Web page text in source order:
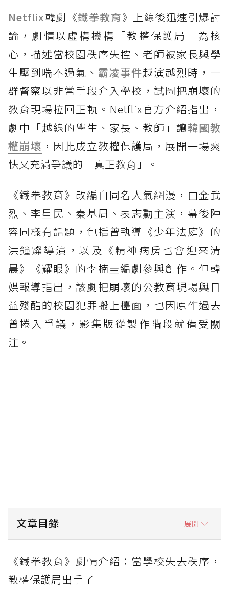
Netflix韓劇《鐵拳教育》上線後迅速引爆討
論，劇情以虛構機構「教權保護局」為核
心，描述當校園秩序失控、老師被家長與學
生壓到喘不過氣、 霸凌事件越演越烈時，一
群督察以非常手段介入學校，試圖把崩壞的
教育現場拉回正軌。Netflix官方介紹指出，
劇中「越線的學生、家長、教師」讓韓國教
權崩壞 ，因此成立教權保護局，展開一場爽
快又充滿爭議的「真正教育」。
《鐵拳教育》改編自同名人氣網漫，由金武
烈、李星民、秦基周、表志勳主演，幕後陣
容同樣有話題，包括曾執導《少年法庭》的
洪鐘燦導演，以及《精神病房也會迎來清
晨》《耀眼》的李楠圭編劇參與創作。但韓
媒報導指出，該劇把崩壞的公教育現場與日
益殘酷的校園犯罪搬上檯面，也因原作過去
曾捲入爭議，影集版從製作階段就備受關
注。
文章目錄 展開
《鐵拳教育》劇情介紹：當學校失去秩序，教權
保護局出手了
《鐵拳教育》人物關係1：羅華振，教權保護局
《鐵拳教育》劇情介紹：當學校失去秩序，
教權保護局出手了